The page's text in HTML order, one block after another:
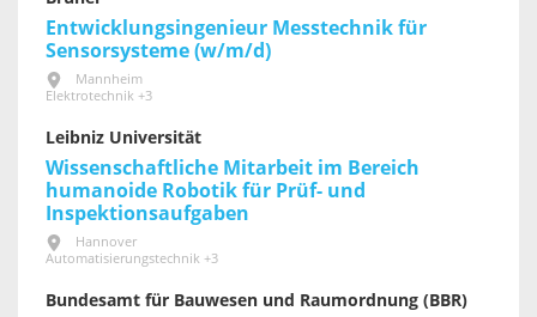
Entwicklungsingenieur Messtechnik für
Sensorsysteme (w/m/d)
Mannheim
Elektrotechnik +3
Leibniz Universität
Wissenschaftliche Mitarbeit im Bereich
humanoide Robotik für Prüf- und
Inspektionsaufgaben
Hannover
Automatisierungstechnik +3
Bundesamt für Bauwesen und Raumordnung (BBR)